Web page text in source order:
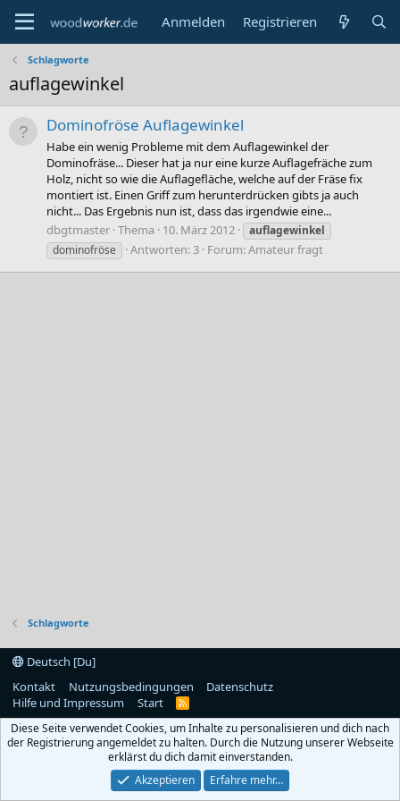
Anmelden Registrieren
Schlagworte
auflagewinkel
Dominofröse Auflagewinkel
Habe ein wenig Probleme mit dem Auflagewinkel der
Dominofräse... Dieser hat ja nur eine kurze Auflagefräche zum
Holz, nicht so wie die Auflagefläche, welche auf der Fräse fix
montiert ist. Einen Griff zum herunterdrücken gibts ja auch
nicht... Das Ergebnis nun ist, dass das irgendwie eine...
dbgtmaster Thema 10. März 2012
auflagewinkel
dominofröse
Antworten: 3 Forum:Amateur fragt
Schlagworte
Deutsch [Du]
Kontakt
Nutzungsbedingungen
Datenschutz
Hilfe und Impressum
Start
R
S
Diese Seite verwendet Cookies, um Inhalte zu personalisieren und dich nach
der Registrierung angemeldet zu halten. Durch die Nutzung unserer Webseite
erklärst du dich damit einverstanden.
Akzeptieren
Erfahre mehr…